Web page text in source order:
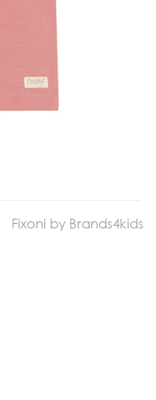
Fixoni by Brands4kids